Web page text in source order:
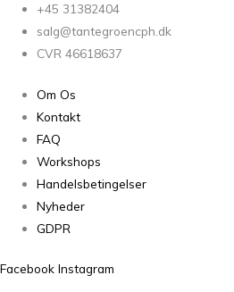
+45 31382404
salg@tantegroencph.dk
CVR 46618637
Om Os
Kontakt
FAQ
Workshops
Handelsbetingelser
Nyheder
GDPR
Facebook Instagram